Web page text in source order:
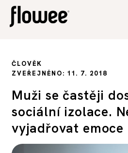
ČLOVĚK
ZVEŘEJNĚNO: 11. 7. 2018
Muži se častěji
sociální izolace.
vyjadřovat emoce